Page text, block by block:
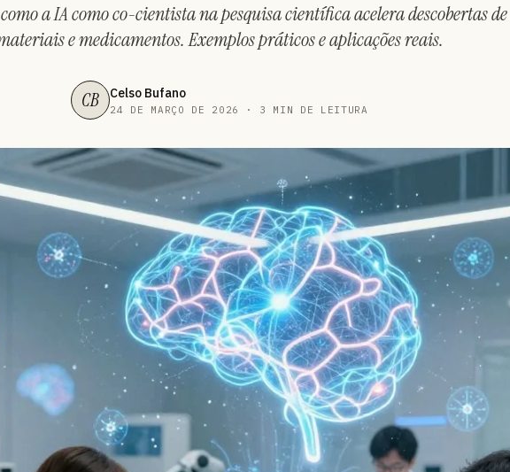
a IA como co-cientista na pesquisa científica acelera descobertas de
e medicamentos. Exemplos práticos e aplicações reais.
CB Celso Bufano
24 DE MARÇO DE 2026 · 3 MIN DE LEITURA